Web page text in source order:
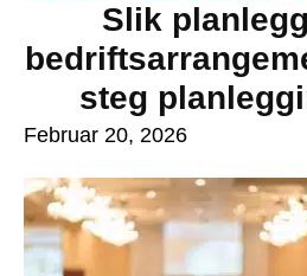
Slik
steg
Februar 20, 2026